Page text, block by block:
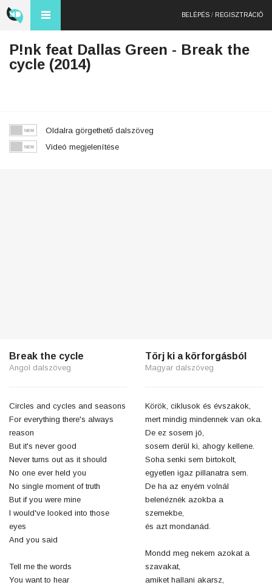
BELÉPÉS / REGISZTRÁCIÓ
P!nk feat Dallas Green - Break the
cycle (2014)
Oldalra görgethető dalszöveg
Videó megjelenítése
Break the cycle
Angol dalszöveg
Circles and cycles and seasons
For everything there's always
reason
But it's never good
Never turns out as it should
No one ever held you
No single moment of truth
But if you were mine
I would've looked into those
eyes
And you said
Tell me the words
You want to hear
Törj ki a körforgásból
Magyar dalszöveg
Körök, ciklusok és évszakok,
mert mindig mindennek van oka.
De ez sosem jó,
sosem derül ki, ahogy kellene.
Soha senki sem birtokolt,
egyetlen igaz pillanatra sem.
De ha az enyém volnál
belenéznék azokba a
szemekbe,
és azt mondanád.
Mondd meg nekem azokat a
szavakat,
amiket hallani akarsz,